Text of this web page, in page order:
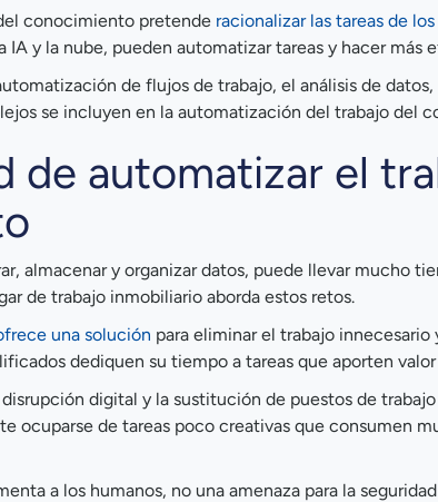
conocimiento pretende racionalizar las tareas de
IA y la nube, pueden automatizar tareas y hacer
de flujos de trabajo, el análisis de
se incluyen en la automatización del trabajo del
de automatizar el
almacenar y organizar datos, puede llevar mucho
de trabajo inmobiliario aborda estos retos.
una solución para eliminar el trabajo
dediquen su tiempo a tareas que aporten
digital y la sustitución de puestos de
ocuparse de tareas poco creativas que consumen
a los humanos, no una amenaza para la